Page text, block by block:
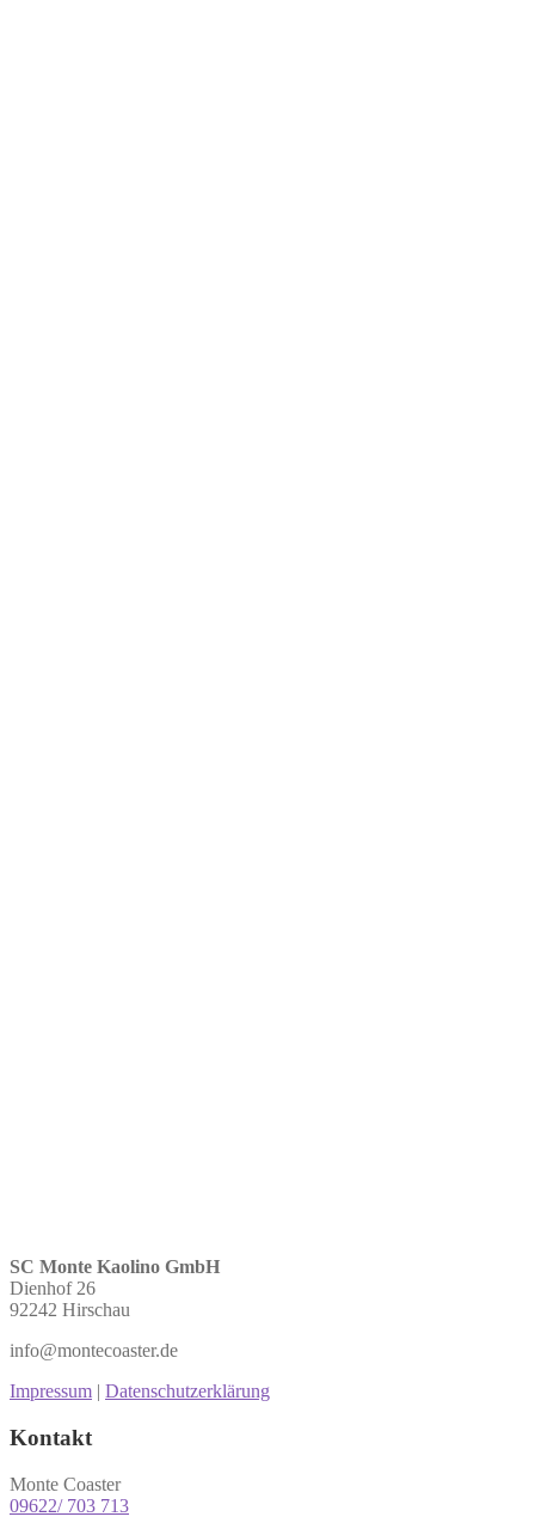
SC Monte Kaolino GmbH
Dienhof 26
92242 Hirschau
info@montecoaster.de
Impressum
Datenschutzerklärung
Kontakt
Monte Coaster
09622/ 703 713